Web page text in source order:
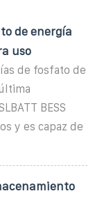
de energía
uso
de fosfato de
BESS
y es capaz de